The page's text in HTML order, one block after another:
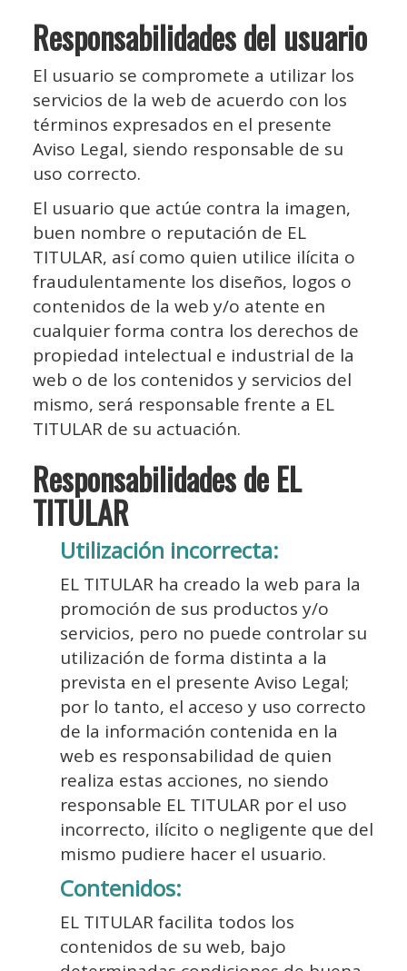
Responsabilidades del usuario
El usuario se compromete a utilizar los
servicios de la web de acuerdo con los
términos expresados en el presente
Aviso Legal, siendo responsable de su
uso correcto.
El usuario que actúe contra la imagen,
buen nombre o reputación de EL
TITULAR, así como quien utilice ilícita o
fraudulentamente los diseños, logos o
contenidos de la web y/o atente en
cualquier forma contra los derechos de
propiedad intelectual e industrial de la
web o de los contenidos y servicios del
mismo, será responsable frente a EL
TITULAR de su actuación.
Responsabilidades de EL
TITULAR
Utilización incorrecta:
EL TITULAR ha creado la web para la
promoción de sus productos y/o
servicios, pero no puede controlar su
utilización de forma distinta a la
prevista en el presente Aviso Legal;
por lo tanto, el acceso y uso correcto
de la información contenida en la
web es responsabilidad de quien
realiza estas acciones, no siendo
responsable EL TITULAR por el uso
incorrecto, ilícito o negligente que del
mismo pudiere hacer el usuario.
Contenidos:
EL TITULAR facilita todos los
contenidos de su web, bajo